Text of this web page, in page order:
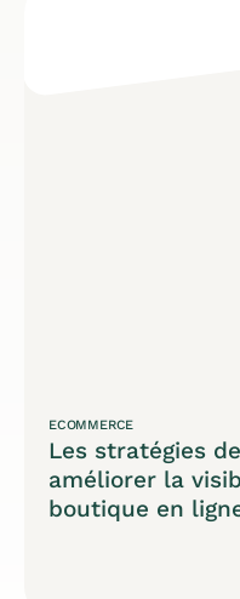
ECOMMERCE
Les stratégies
améliorer la
boutique en